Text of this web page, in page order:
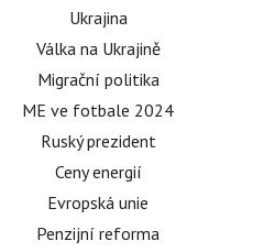
Ukrajina
Válka na Ukrajině
Migrační politika
ME ve fotbale 2024
Ruský prezident
Ceny energií
Evropská unie
Penzijní reforma